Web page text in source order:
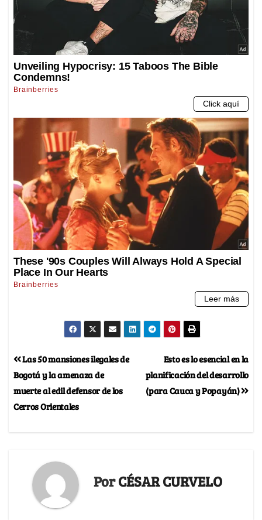
Esto es lo esencial en la
planificación del desarrollo
(para Cauca y Popayán)
Las 50 mansiones ilegales de
Bogotá y la amenaza de
muerte al edil defensor de los
Cerros Orientales
PorCÉSAR CURVELO